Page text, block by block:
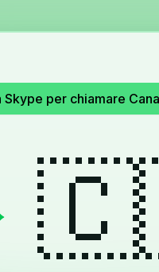
per chiamare